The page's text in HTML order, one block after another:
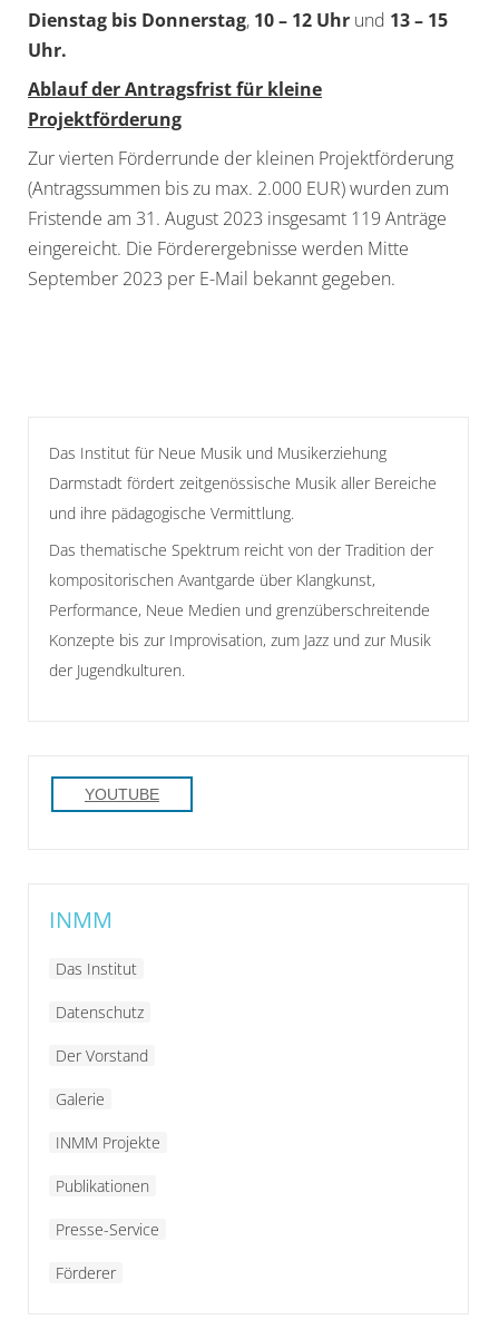
Dienstag bis Donnerstag, 10 – 12 Uhr und 13 – 15
Uhr.
Ablauf der Antragsfrist für kleine
Projektförderung
Zur vierten Förderrunde der kleinen Projektförderung
(Antragssummen bis zu max. 2.000 EUR) wurden zum
Fristende am 31. August 2023 insgesamt 119 Anträge
eingereicht. Die Förderergebnisse werden Mitte
September 2023 per E-Mail bekannt gegeben.
Das Institut für Neue Musik und Musikerziehung
Darmstadt fördert zeitgenössische Musik aller Bereiche
und ihre pädagogische Vermittlung.
Das thematische Spektrum reicht von der Tradition der
kompositorischen Avantgarde über Klangkunst,
Performance, Neue Medien und grenzüberschreitende
Konzepte bis zur Improvisation, zum Jazz und zur Musik
der Jugendkulturen.
YOUTUBE
INMM
Das Institut
Datenschutz
Der Vorstand
Galerie
INMM Projekte
Publikationen
Presse-Service
Förderer